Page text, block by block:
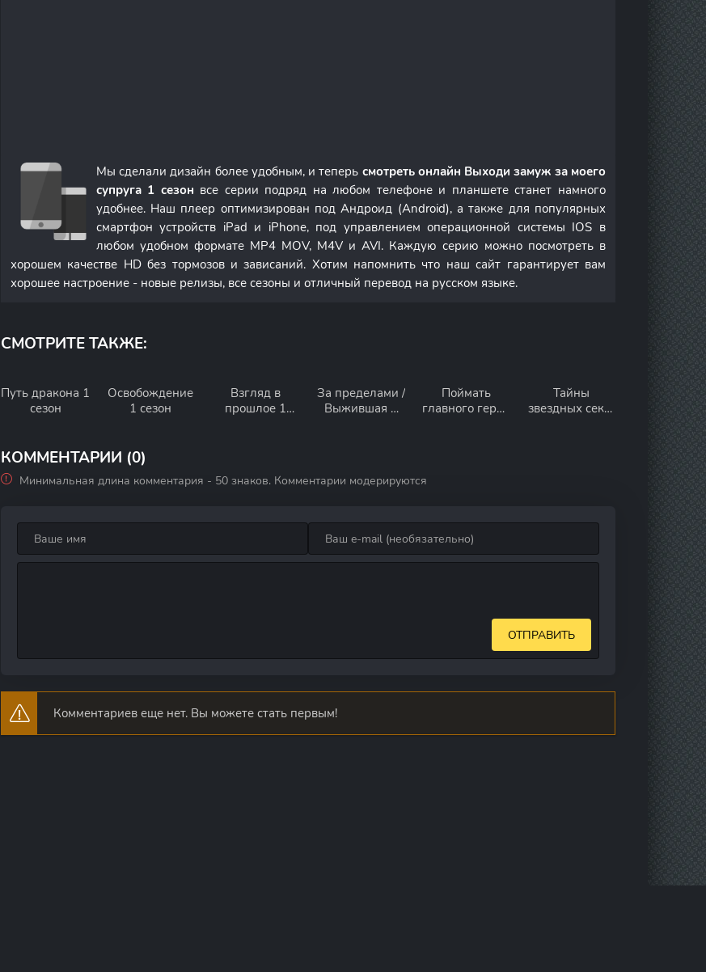
Мы сделали дизайн более удобным, и теперь смотреть онлайн Выходи замуж за моего
супруга 1 сезон все серии подряд на любом телефоне и планшете станет намного
удобнее. Наш плеер оптимизирован под Андроид (Android), а также для популярных
смартфон устройств iPad и iPhone, под управлением операционной системы IOS в
любом удобном формате MP4 MOV, M4V и AVI. Каждую серию можно посмотреть в
хорошем качестве HD без тормозов и зависаний. Хотим напомнить что наш сайт гарантирует вам
хорошее настроение - новые релизы, все сезоны и отличный перевод на русском языке.
СМОТРИТЕ ТАКЖЕ:
Путь дракона 1
сезон
Освобождение
1 сезон
Взгляд в
прошлое 1
За пределами /
Выжившая 2
Поймать
главного героя
Тайны
звездных секс-
КОММЕНТАРИИ (0)
Минимальная длина комментария - 50 знаков. Комментарии модерируются
ОТПРАВИТЬ
Комментариев еще нет. Вы можете стать первым!